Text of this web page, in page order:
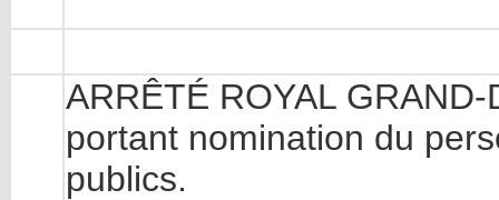
ARRÊTÉ ROYAL
portant nomination du
publics.